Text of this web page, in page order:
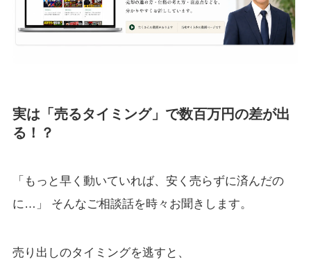
実は「売るタイミング」で数百万円の差が出
る！？
「もっと早く動いていれば、安く売らずに済んだの
に…」 そんなご相談話を時々お聞きします。
売り出しのタイミングを逃すと、